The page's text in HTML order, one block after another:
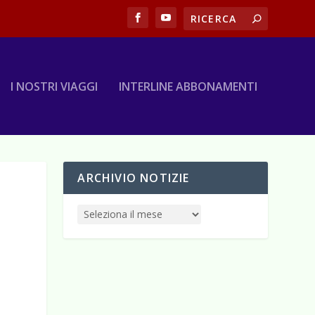
I NOSTRI VIAGGI INTERLINE ABBONAMENTI
ARCHIVIO NOTIZIE